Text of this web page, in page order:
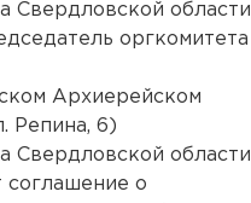
Свердловской области
оргкомитета
Архиерейском
Репина, 6)
Свердловской области
о